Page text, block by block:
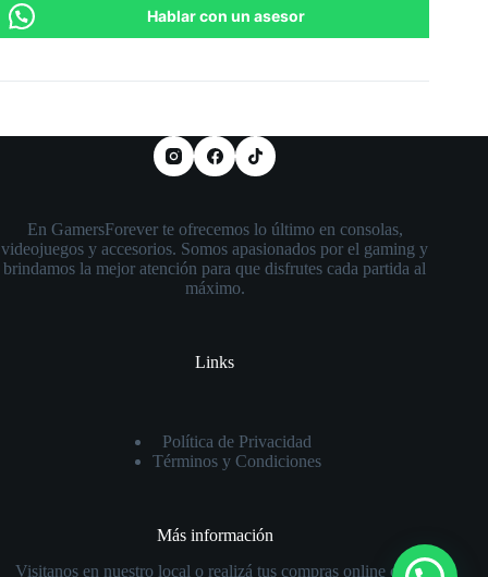
Hablar con un asesor
En GamersForever te ofrecemos lo último en consolas,
videojuegos y accesorios. Somos apasionados por el gaming y
brindamos la mejor atención para que disfrutes cada partida al
máximo.
Links
Política de Privacidad
Términos y Condiciones
Más información
Visitanos en nuestro local o realizá tus compras online con